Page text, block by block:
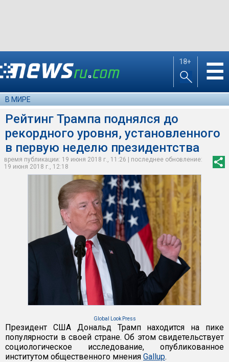
18+ ☰
В МИРЕ
Рейтинг Трампа поднялся до
рекордного уровня, установленного
в первую неделю президентства
время публикации: 19 июня 2018 г., 11:26 | последнее обновление:
19 июня 2018 г., 12:18
Global Look Press
Президент США Дональд Трамп находится на пике
популярности в своей стране. Об этом свидетельствует
социологическое исследование, опубликованное
институтом общественного мнения Gallup.